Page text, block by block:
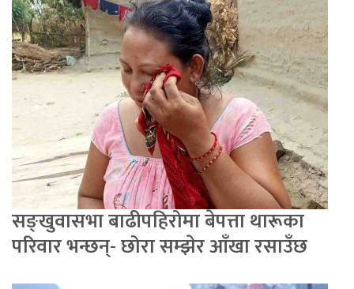
सङ्खुवासभा बाढीपहिरोमा बेपत्ता थारूका
परिवार भन्छन्- छोरा सम्झेर आँखा रसाउँछ